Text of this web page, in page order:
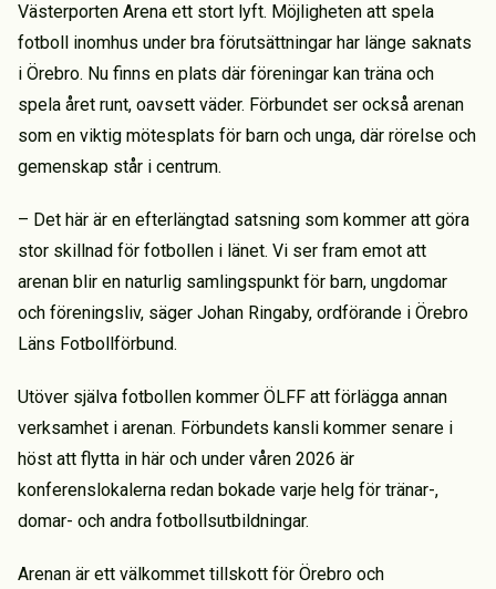
Västerporten Arena ett stort lyft. Möjligheten att spela
fotboll inomhus under bra förutsättningar har länge saknats
i Örebro. Nu finns en plats där föreningar kan träna och
spela året runt, oavsett väder. Förbundet ser också arenan
som en viktig mötesplats för barn och unga, där rörelse och
gemenskap står i centrum.
– Det här är en efterlängtad satsning som kommer att göra
stor skillnad för fotbollen i länet. Vi ser fram emot att
arenan blir en naturlig samlingspunkt för barn, ungdomar
och föreningsliv, säger Johan Ringaby, ordförande i Örebro
Läns Fotbollförbund.
Utöver själva fotbollen kommer ÖLFF att förlägga annan
verksamhet i arenan. Förbundets kansli kommer senare i
höst att flytta in här och under våren 2026 är
konferenslokalerna redan bokade varje helg för tränar-,
domar- och andra fotbollsutbildningar.
Arenan är ett välkommet tillskott för Örebro och